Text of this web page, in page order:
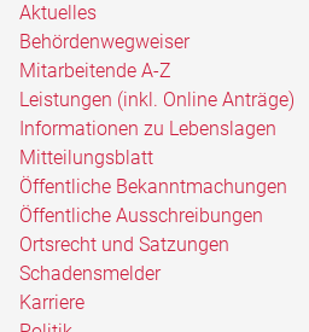
Aktuelles
Behördenwegweiser
Mitarbeitende A-Z
Leistungen (inkl. Online Anträge)
Informationen zu Lebenslagen
Mitteilungsblatt
Öffentliche Bekanntmachungen
Öffentliche Ausschreibungen
Ortsrecht und Satzungen
Schadensmelder
Karriere